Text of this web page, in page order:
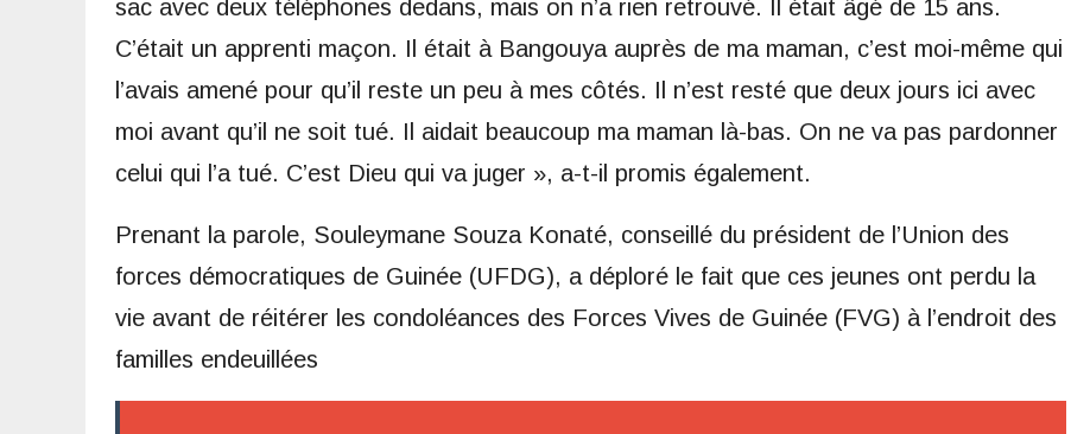
sac avec deux téléphones dedans, mais on n’a rien retrouvé. Il était âgé de 15 ans.
C’était un apprenti maçon. Il était à Bangouya auprès de ma maman, c’est moi-même qui
l’avais amené pour qu’il reste un peu à mes côtés. Il n’est resté que deux jours ici avec
moi avant qu’il ne soit tué. Il aidait beaucoup ma maman là-bas. On ne va pas pardonner
celui qui l’a tué. C’est Dieu qui va juger », a-t-il promis également.
Prenant la parole, Souleymane Souza Konaté, conseillé du président de l’Union des
forces démocratiques de Guinée (UFDG), a déploré le fait que ces jeunes ont perdu la
vie avant de réitérer les condoléances des Forces Vives de Guinée (FVG) à l’endroit des
familles endeuillées